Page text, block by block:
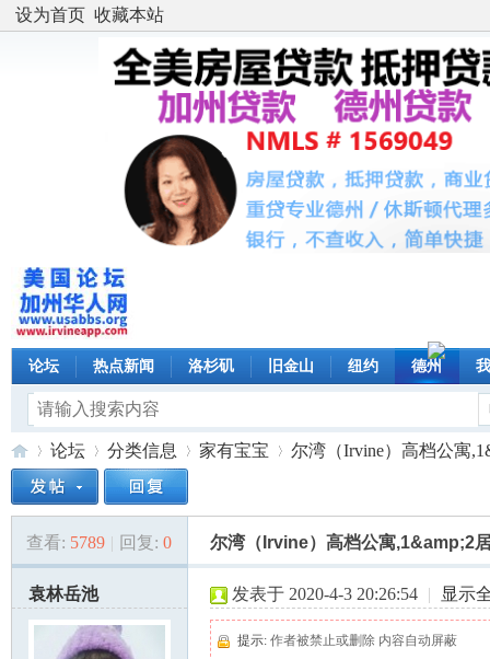
设为首页 收藏本站
论坛 热点新闻 洛杉矶 旧金山 纽约 德州
美»
论坛
›
分类信息 家有宝宝
›
尔湾（Irvine）高档公寓
查看: 5789 | 回复: 0 尔湾（Irvine）高档公寓,1&amp;2
袁林岳池 发表于 2020-4-3 20:26:54 | 显示
提示: 作者被禁止或删除 内容自动屏蔽